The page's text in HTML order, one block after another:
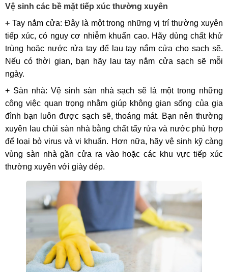
Vệ sinh các bề mặt tiếp xúc thường xuyên
+ Tay nắm cửa: Đây là một trong những vị trí thường xuyên
tiếp xúc, có nguy cơ nhiễm khuẩn cao. Hãy dùng chất khử
trùng hoặc nước rửa tay để lau tay nắm cửa cho sạch sẽ.
Nếu có thời gian, bạn hãy lau tay nắm cửa sạch sẽ mỗi
ngày.
+ Sàn nhà: Vệ sinh sàn nhà sạch sẽ là một trong những
công việc quan trọng nhằm giúp không gian sống của gia
đình bạn luôn được sạch sẽ, thoáng mát. Bạn nên thường
xuyên lau chùi sàn nhà bằng chất tẩy rửa và nước phù hợp
để loại bỏ virus và vi khuẩn. Hơn nữa, hãy vệ sinh kỹ càng
vùng sàn nhà gần cửa ra vào hoặc các khu vực tiếp xúc
thường xuyên với giày dép.